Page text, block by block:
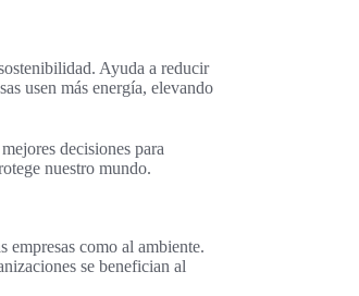
Ayuda a reducir
usen más energía, elevando
decisiones para
nuestro mundo.
empresas como al ambiente.
se benefician al